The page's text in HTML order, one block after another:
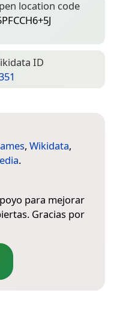
location code
ID
, Wikidata,
.
para mejorar
Gracias por